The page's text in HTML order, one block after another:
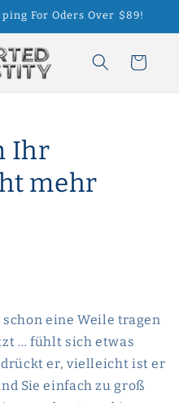
For Oders Over $89!
Warenkorb
Ihr
mehr
schon eine Weile tragen
… fühlt sich etwas
er, vielleicht ist er
Sie einfach zu groß